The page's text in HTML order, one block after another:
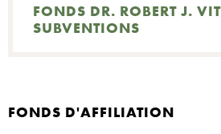
FONDS DR. ROBERT J.
SUBVENTIONS
FONDS D'AFFILIATION